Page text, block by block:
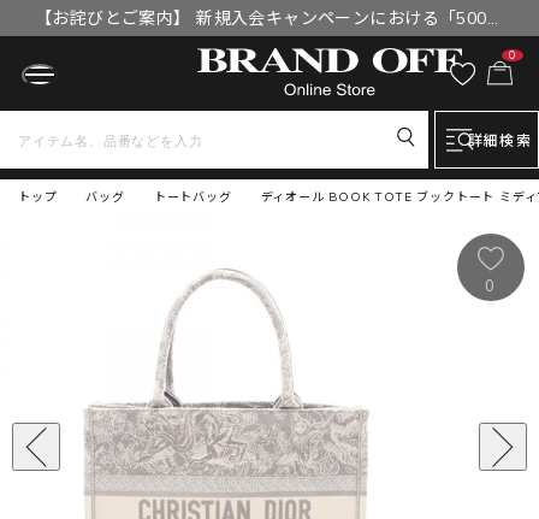
【お詫びとご案内】 新規入会キャンペーンにおける「500円
OFFクーポン」付与漏れと補填について
0
詳細検索
トップ ディオール BOOK TOTE ブックトート ミデ
バッグ トートバッグ
0